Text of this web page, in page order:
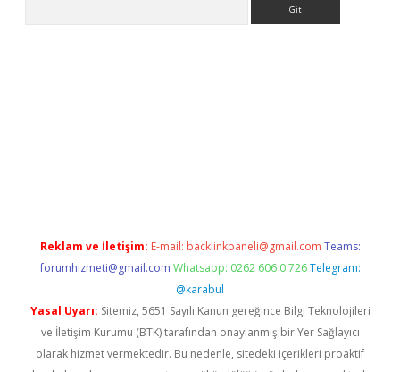
Reklam ve İletişim: E-mail: backlinkpaneli@gmail.com Teams:
forumhizmeti@gmail.com Whatsapp: 0262 606 0 726 Telegram:
@karabul
Yasal Uyarı: Sitemiz, 5651 Sayılı Kanun gereğince Bilgi Teknolojileri
ve İletişim Kurumu (BTK) tarafından onaylanmış bir Yer Sağlayıcı
olarak hizmet vermektedir. Bu nedenle, sitedeki içerikleri proaktif